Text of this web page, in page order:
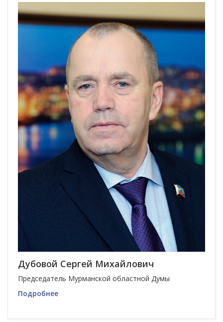
Дубовой Сергей Михайлович
Председатель Мурманской областной Думы
Подробнее